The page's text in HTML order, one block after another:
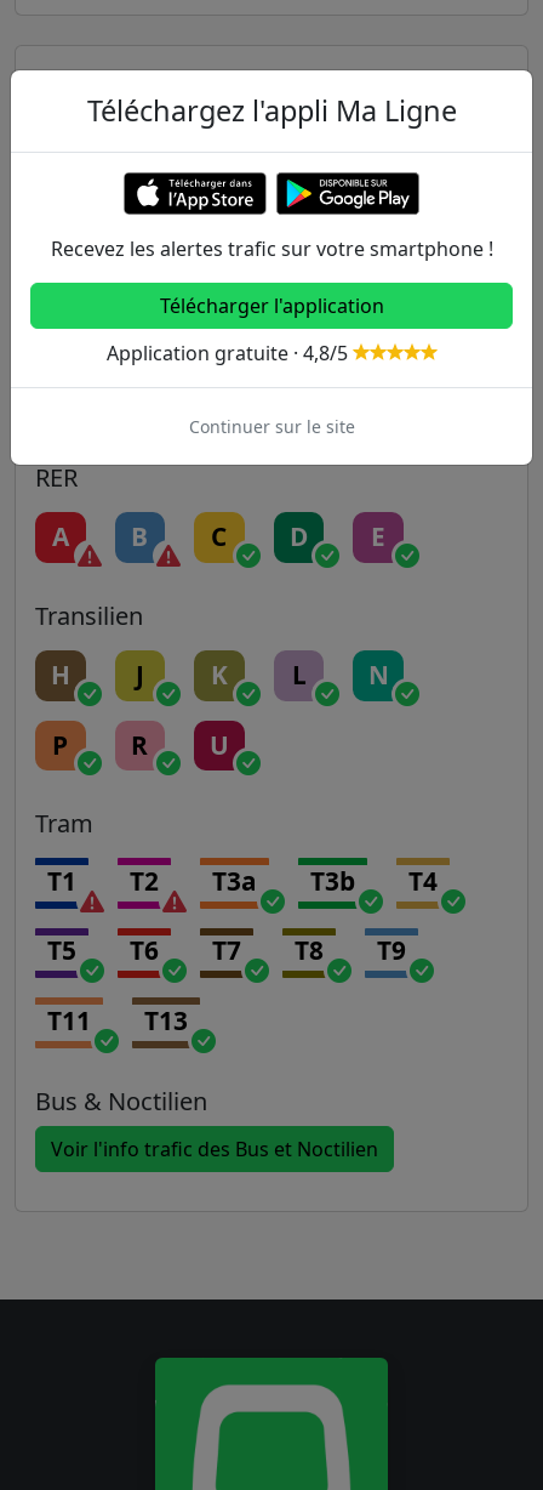
Autres lignes
Metro
2 3 3B 4
5 6 7 7B 8
9 10 11 12 13
14
RER
A B C D E
Transilien
H J K L N
P R U
Tram
T1 T2 T3a T3b T4
T5 T6 T7 T8 T9
T11 T13
Bus & Noctilien
Voir l'info trafic des Bus et Noctilien
Téléchargez l'appli Ma Ligne
Recevez les alertes trafic sur votre smartphone !
Télécharger l'application
Application gratuite · 4,8/5
Continuer sur le site